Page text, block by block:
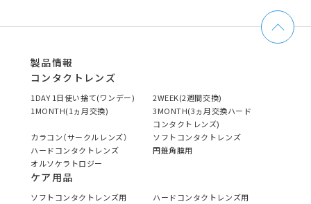
製品情報
コンタクトレンズ
1DAY 1日使い捨て(ワンデー)
2WEEK(2週間交換)
1MONTH(1ヵ月交換)
3MONTH(3ヵ月交換ハード
コンタクトレンズ)
カラコン（サークルレンズ）
ソフトコンタクトレンズ
ハードコンタクトレンズ
円錐角膜用
オルソケラトロジー
ケア用品
ソフトコンタクトレンズ用
ハードコンタクトレンズ用